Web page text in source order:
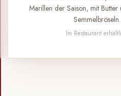
Marillen der Saison, mit Butter
Semmelbröseln.
Im Restaurant